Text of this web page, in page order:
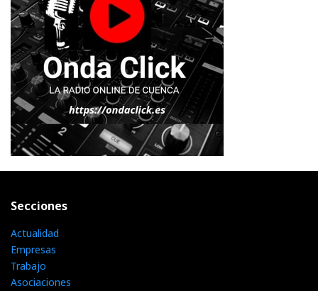
Secciones
Actualidad
Empresas
Trabajo
Asociaciones